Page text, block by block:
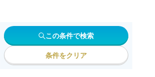
この条件で検索
条件をクリア